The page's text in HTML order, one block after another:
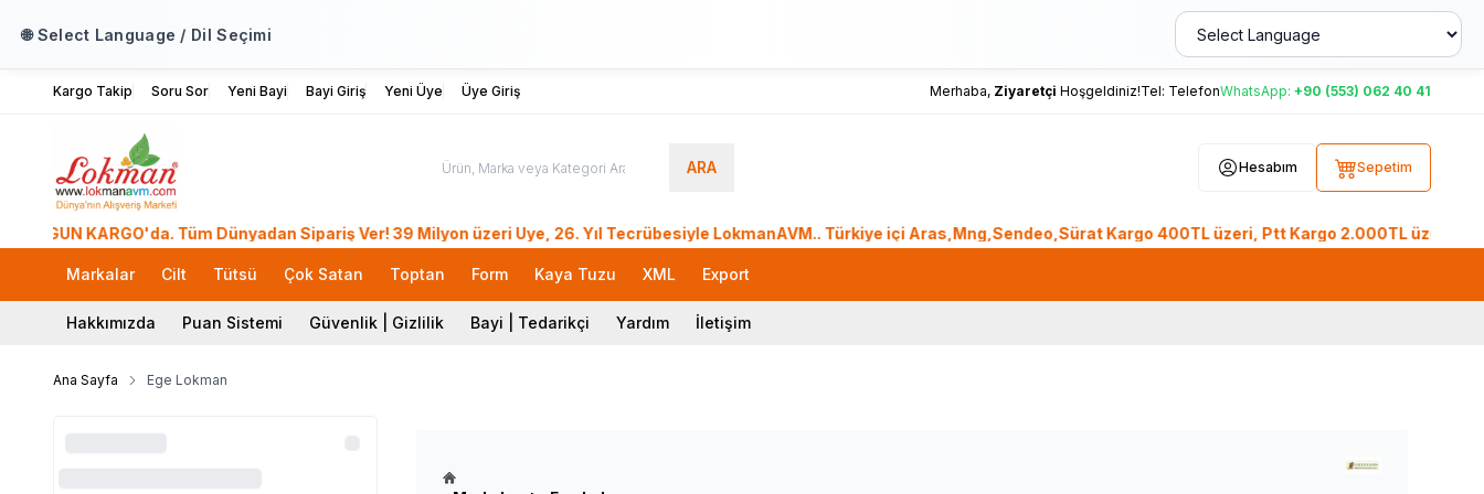
🌐 Select Language / Dil Seçimi
Kargo Takip Soru Sor Yeni Bayi Bayi Giriş Yeni Üye Üye Giriş Merhaba, Ziyaretçi Hoşgeldiniz!Tel: TelefonWhatsApp: +90 (553) 062 40 41
ARA Hesabım Sepetim
KARGO'da. Tüm Dünyadan Sipariş Ver! 39 Milyon üzeri Üye, 26. Yıl Tecrübesiyle LokmanAVM.. Türkiye içi Aras,Mng,Sendeo,Sürat Kargo 400TL üzeri, Ptt Kargo 2.000TL üzeri KARGO
Markalar Cilt Tütsü Çok Satan Toptan Form Kaya Tuzu XML Export
Hakkımızda Puan Sistemi Güvenlik | Gizlilik Bayi | Tedarikçi Yardım İletişim
Ana Sayfa Ege Lokman